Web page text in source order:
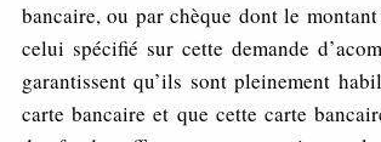
bancaire, ou par chèque dont le
celui spécifié sur cette demande
garantissent qu’ils sont pleinement
carte bancaire et que cette carte